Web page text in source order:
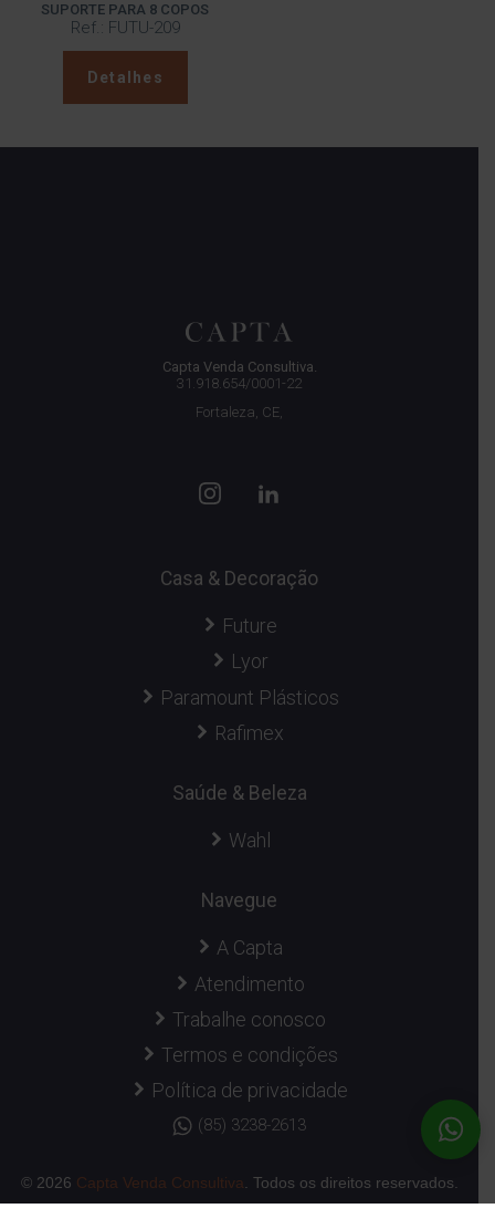
SUPORTE PARA 8 COPOS
Ref.: FUTU-209
Detalhes
Capta Venda Consultiva.
31.918.654/0001-22
Fortaleza, CE,
Casa & Decoração
Future
Lyor
Paramount Plásticos
Rafimex
Saúde & Beleza
Wahl
Navegue
A Capta
Atendimento
Trabalhe conosco
Termos e condições
Política de privacidade
(85) 3238-2613
© 2026 Capta Venda Consultiva. Todos os direitos reservados.